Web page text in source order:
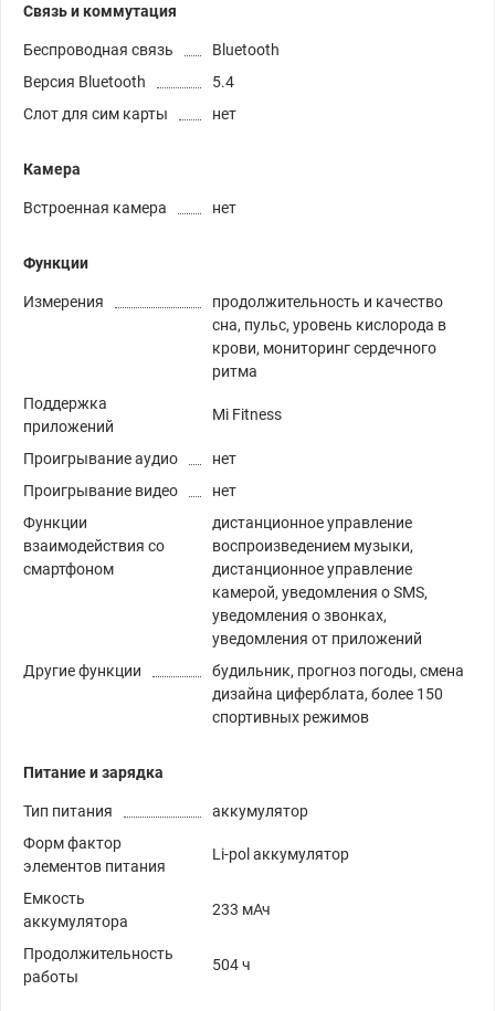
Связь и коммутация
Беспроводная связь
Bluetooth
Версия Bluetooth
5.4
Слот для сим карты
нет
Камера
Встроенная камера нет
Функции
Измерения
продолжительность и качество
сна, пульс, уровень кислорода в
крови, мониторинг сердечного
ритма
Поддержка
приложений
Mi Fitness
Проигрывание аудио
нет
Проигрывание видео
нет
Функции
взаимодействия со
смартфоном
дистанционное управление
воспроизведением музыки,
дистанционное управление
камерой, уведомления о SMS,
уведомления о звонках,
уведомления от приложений
Другие функции
будильник, прогноз погоды, смена
дизайна циферблата, более 150
спортивных режимов
Питание и зарядка
Тип питания
аккумулятор
Форм фактор
элементов питания
Li-pol аккумулятор
Емкость
аккумулятора
233 мАч
Продолжительность
работы
504 ч